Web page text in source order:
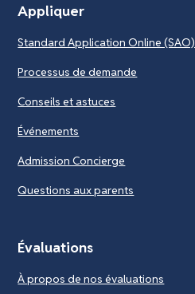
Appliquer
Standard Application Online (SAO)
Processus de demande
Conseils et astuces
Événements
Admission Concierge
Questions aux parents
Évaluations
À propos de nos évaluations